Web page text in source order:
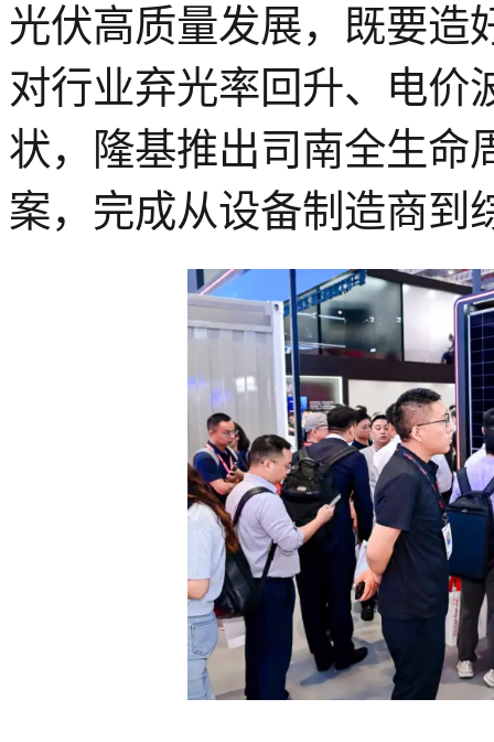
光伏高质量发展，既要造
对行业弃光率回升、电价
状，隆基推出司南全生命
案，完成从设备制造商到